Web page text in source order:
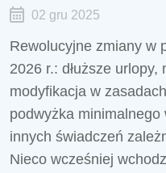
02 gru 2025
Rewolucyjne zmiany w
2026 r.: dłuższe
modyfikacja w
podwyżka
innych świadczeń
Nieco wcześniej